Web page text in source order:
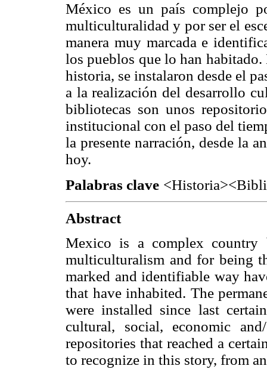
México es un país complejo
multiculturalidad y por ser el
manera muy marcada e
los pueblos que lo han
historia, se instalaron desde el
a la realización del desarrollo
bibliotecas son unos
institucional con el paso del
la presente narración, desde la
hoy.
Palabras clave
Abstract
Mexico is a complex
multiculturalism and for being
marked and identifiable way
that have inhabited. The
were installed since last
cultural, social, economic
repositories that reached a
to recognize in this story, from